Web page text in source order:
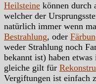
Heilsteine können durch
welcher der
natürlich immer wenn
Bestrahlung, oder
weder Strahlung noch
bekannt ist) haben
gleiche gilt für
Vergiftungen ist einfach